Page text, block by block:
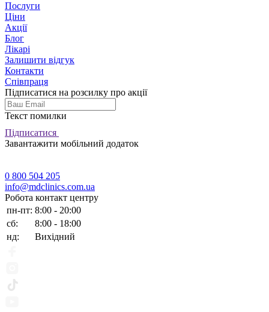
Послуги
Ціни
Акції
Блог
Лікарі
Залишити відгук
Контакти
Співпраця
Підписатися на розсилку про акції
Текст помилки
Підписатися
Завантажити мобільний додаток
0 800 504 205
info@mdclinics.com.ua
Робота контакт центру
пн-пт: 8:00 - 20:00
сб:
8:00 - 18:00
нд:
Вихідний